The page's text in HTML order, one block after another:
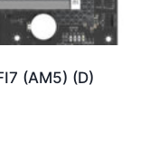
(AM5) (D)